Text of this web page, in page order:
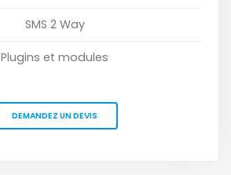
SMS 2 Way
Plugins et modules
DEMANDEZ UN DEVIS